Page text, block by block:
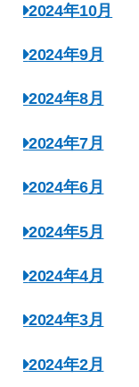
2024年10月
2024年9月
2024年8月
2024年7月
2024年6月
2024年5月
2024年4月
2024年3月
2024年2月